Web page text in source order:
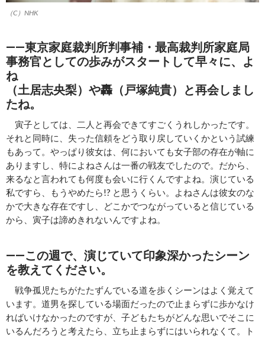
（C）NHK
――東京家庭裁判所判事補・最高裁判所家庭局
事務官としての歩みがスタートして早々に、よ
ね
（土居志央梨）や轟（戸塚純貴）と再会しまし
たね。
寅子としては、二人と再会できてすごくうれしかったです。
それと同時に、失った信頼をどう取り戻していくかという試練
もあって。やっぱり彼女は、何においても女子部の存在が軸に
ありますし、特によねさんは一番の戦友でしたので。だから、
来るなと言われても何度も会いに行くんですよね。演じている
私ですら、もうやめたら!? と思うくらい。よねさんは彼女のな
かで大きな存在ですし、どこかでつながっていると信じている
から、寅子は諦めきれないんですよね。
――この週で、演じていて印象深かったシーン
を教えてください。
戦争孤児たちがたたずんでいる道を歩くシーンはよく覚えて
います。道男を探している場面だったので止まらずに歩かなけ
ればいけなかったのですが、子どもたちがどんな思いでそこに
いるんだろうと考えたら、立ち止まらずにはいられなくて。ト